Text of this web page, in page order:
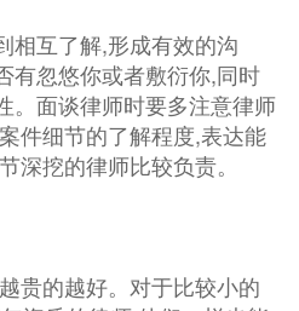
相互了解,形成有效的沟
有忽悠你或者敷衍你,同时
。面谈律师时要多注意律师
件细节的了解程度,表达能
深挖的律师比较负责。
贵的越好。对于比较小的